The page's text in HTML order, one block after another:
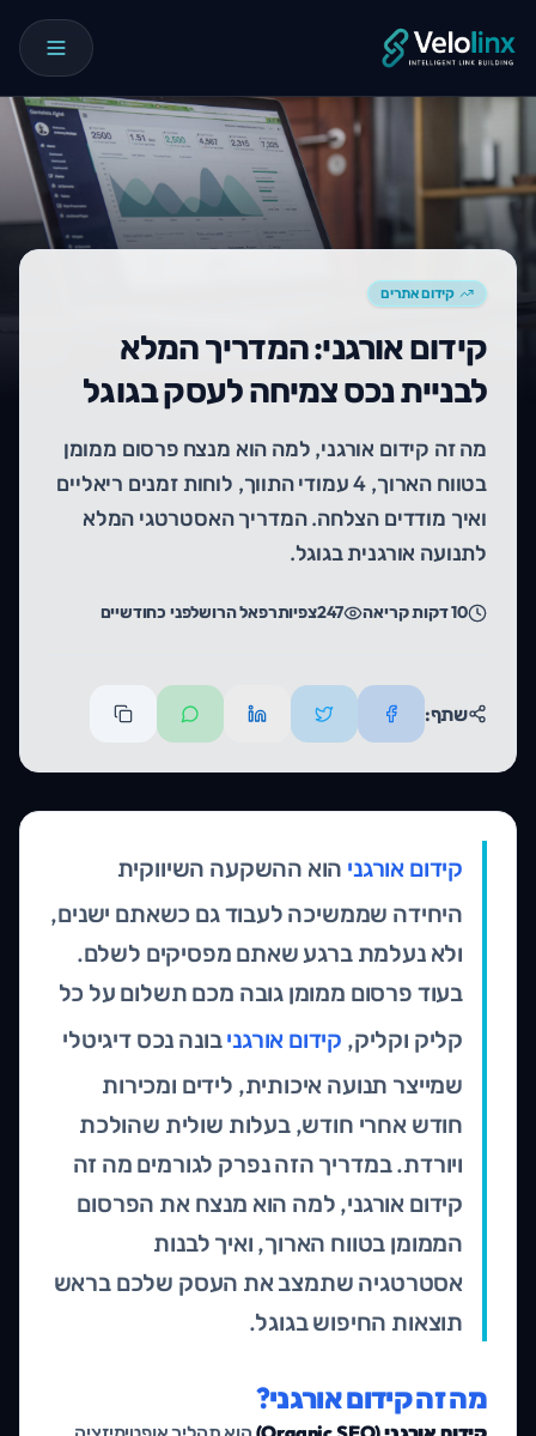
קידום אתרים
קידום אורגני: המדריך המלא
לבניית נכס צמיחה לעסק בגוגל
מה זה קידום אורגני, למה הוא מנצח פרסום ממומן
בטווח הארוך, 4 עמודי התווך, לוחות זמנים ריאליים
ואיך מודדים הצלחה. המדריך האסטרטגי המלא
לתנועה אורגנית בגוגל.
10דקות קריאה 247צפיותרפאל הרושלפני כחודשיים
שתף:
קידום אורגני הוא ההשקעה השיווקית
היחידה שממשיכה לעבוד גם כשאתם ישנים,
ולא נעלמת ברגע שאתם מפסיקים לשלם.
בעוד פרסום ממומן גובה מכם תשלום על כל
קליק וקליק, קידום אורגניבונה נכס דיגיטלי
שמייצר תנועה איכותית, לידים ומכירות
חודש אחרי חודש, בעלות שולית שהולכת
ויורדת. במדריך הזה נפרק לגורמים מה זה
קידום אורגני, למה הוא מנצח את הפרסום
הממומן בטווח הארוך, ואיך לבנות
אסטרטגיה שתמצב את העסק שלכם בראש
תוצאות החיפוש בגוגל.
מה זה קידום אורגני?